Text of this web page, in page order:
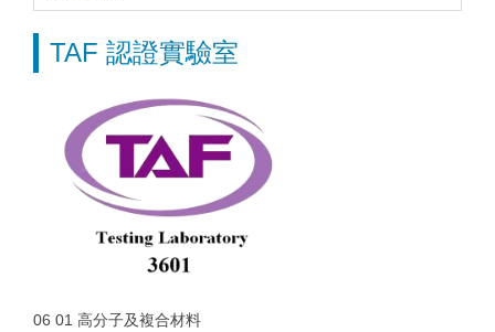
TAF 認證實驗室
06 01 高分子及複合材料